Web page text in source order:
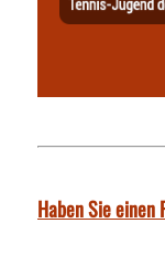
Haben Sie